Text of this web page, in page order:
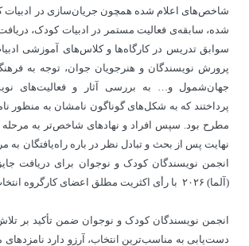
شاخص‌های اعلام شده همچون جریان‌سازی در ادبیات
شده، سابقه‌ی فعالیت مستمر در ادبیات کودک،
سوابق تدریس در کارگاه‌ها و کلاس‌های آموزشی
پرورش نویسندگان و هنرجویان جوان، توجه به
جهان‌شمول و… به بررسی آثار و فعالیت‏‌های
‌‏پرداختند که به شکل‌های گوناگون نامشان به منظور
مطرح بود. سپس افراد و نهادهای شاخص‌‏تر به مرحله
نهایت پس از بحث و تبادل نظر در باره راه‌‏یافتگان به
انجمن نویسندگان کودک و نوجوان برای دریافت
(آلما) ۲۰۲۶ با رأی اکثریت مطلق اعضای کارگروه انتخاب و معرفی شدند.
انجمن نویسندگان کودک و نوجوان ضمن تأکید بر
دست‌یابی به مناسب‌ترین انتخاب، آرزو دارد نامزدهای